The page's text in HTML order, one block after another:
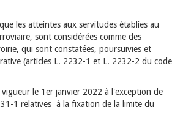
les atteintes aux servitudes établies au
sont considérées comme des
qui sont constatées, poursuivies et
(articles L. 2232-1 et L. 2232-2 du code
le 1er janvier 2022 à l'exception de
1 relatives à la fixation de la limite du